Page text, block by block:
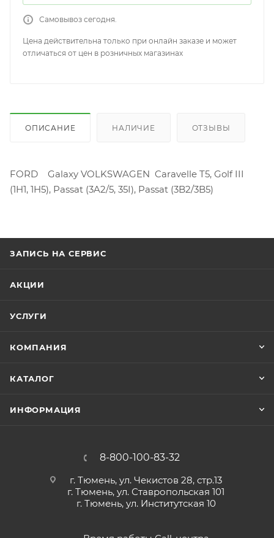
Самовывоз сегодня.
Цена действительна только при онлайн заказе и может
отличаться от цен в розничных магазинах
ОПИСАНИЕ НАЛИЧИЕ ОТЗЫВЫ
FORD Galaxy VOLKSWAGEN Caravelle T5, Golf III
(1H1, 1H5), Passat (3A2/5, 35I), Passat (3B2/3B5)
ЗАПИСЬ НА СЕРВИС
АКЦИИ
УСЛУГИ
КОМПАНИЯ
КАТАЛОГ
ИНФОРМАЦИЯ
8-800-100-83-32
г. Тюмень, ул. Чекистов 28, стр.13
г. Тюмень, ул. Ставропольская 101
г. Тюмень, ул. Институтская 10